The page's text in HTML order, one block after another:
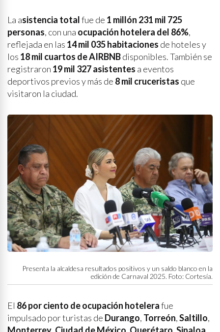
La asistencia totalfue de 1 millón 231 mil 725
personas, con una ocupación hotelera del 86%,
reflejada en las 14 mil 035 habitaciones de hoteles y
los 18 mil cuartos de AIRBNBdisponibles. También se
registraron 19 mil 327 asistentes a eventos
deportivos previos y más de 8 mil cruceristas que
visitaron la ciudad.
Presenta la alcaldesa resultados positivos y un saldo blanco en la
edición de Carnaval 2025. Foto: Cortesía.
El 86 por ciento de ocupación hotelerafue
impulsado por turistas de Durango, Torreón,Saltillo,